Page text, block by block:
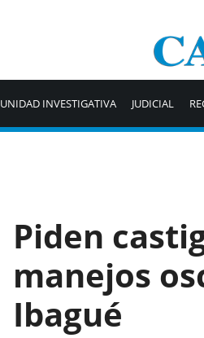
UNIDAD INVESTIGATIVA JUDICIAL
Piden
manejos
Ibagué